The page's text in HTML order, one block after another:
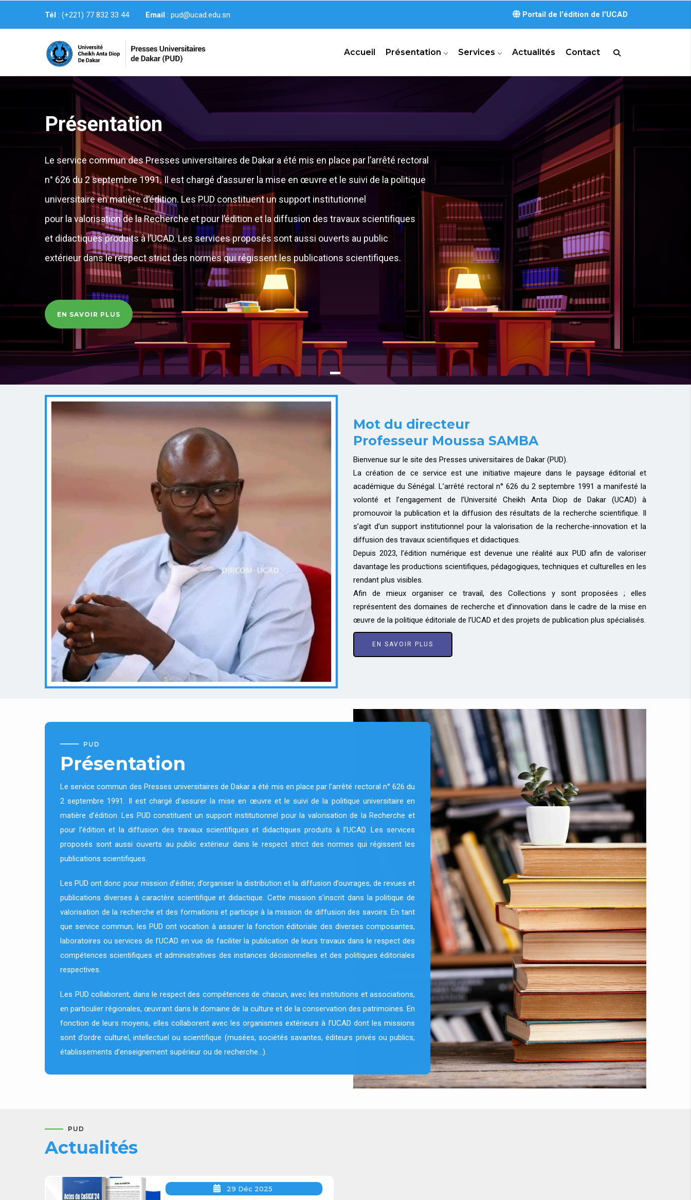
Tél : (+221) 77 832 33 44 Email : pud@ucad.edu.sn Portail de l'édition de l'UCAD
Accueil Présentation Services Actualités Contact
Présentation
Le service commun des Presses universitaires de Dakar a été mis en place par l’arrêté rectoral
n° 626 du 2 septembre 1991. Il est chargé d’assurer la mise en œuvre et le suivi de la politique
universitaire en matière d’édition. Les PUD constituent un support institutionnel
pour la valorisation de la Recherche et pour l’édition et la diffusion des travaux scientifiques
et didactiques produits à l’UCAD. Les services proposés sont aussi ouverts au public
extérieur dans le respect strict des normes qui régissent les publications scientifiques.
EN SAVOIR PLUS
Mot du directeur
Professeur Moussa SAMBA
Bienvenue sur le site des Presses universitaires de Dakar (PUD).
La création de ce service est une initiative majeure dans le paysage éditorial et
académique du Sénégal. L’arrêté rectoral n° 626 du 2 septembre 1991 a manifesté la
volonté et l’engagement de l’Université Cheikh Anta Diop de Dakar (UCAD) à
promouvoir la publication et la diffusion des résultats de la recherche scientifique. Il
s’agit d’un support institutionnel pour la valorisation de la recherche-innovation et la
diffusion des travaux scientifiques et didactiques.
Depuis 2023, l’édition numérique est devenue une réalité aux PUD afin de valoriser
davantage les productions scientifiques, pédagogiques, techniques et culturelles en les
rendant plus visibles.
Afin de mieux organiser ce travail, des Collections y sont proposées ; elles
représentent des domaines de recherche et d’innovation dans le cadre de la mise en
œuvre de la politique éditoriale de l’UCAD et des projets de publication plus spécialisés.
EN SAVOIR PLUS
PUD
Présentation
Le service commun des Presses universitaires de Dakar a été mis en place par l’arrêté rectoral n° 626 du
2 septembre 1991. Il est chargé d’assurer la mise en œuvre et le suivi de la politique universitaire en
matière d’édition. Les PUD constituent un support institutionnel pour la valorisation de la Recherche et
pour l’édition et la diffusion des travaux scientifiques et didactiques produits à l’UCAD. Les services
proposés sont aussi ouverts au public extérieur dans le respect strict des normes qui régissent les
publications scientifiques.
Les PUD ont donc pour mission d’éditer, d’organiser la distribution et la diffusion d’ouvrages, de revues et
publications diverses à caractère scientifique et didactique. Cette mission s’inscrit dans la politique de
valorisation de la recherche et des formations et participe à la mission de diffusion des savoirs. En tant
que service commun, les PUD ont vocation à assurer la fonction éditoriale des diverses composantes,
laboratoires ou services de l’UCAD en vue de faciliter la publication de leurs travaux dans le respect des
compétences scientifiques et administratives des instances décisionnelles et des politiques éditoriales
respectives.
Les PUD collaborent, dans le respect des compétences de chacun, avec les institutions et associations,
en particulier régionales, œuvrant dans le domaine de la culture et de la conservation des patrimoines. En
fonction de leurs moyens, elles collaborent avec les organismes extérieurs à l’UCAD dont les missions
sont d’ordre culturel, intellectuel ou scientifique (musées, sociétés savantes, éditeurs privés ou publics,
établissements d’enseignement supérieur ou de recherche…).
PUD
Actualités
29 Déc 2025